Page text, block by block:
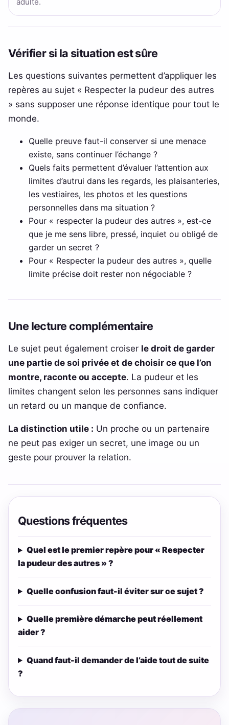
Vérifier si la situation est sûre
Les questions suivantes permettent d’appliquer les
repères au sujet « Respecter la pudeur des autres
» sans supposer une réponse identique pour tout le
monde.
Quelle preuve faut-il conserver si une menace
existe, sans continuer l’échange ?
Quels faits permettent d’évaluer l’attention aux
limites d’autrui dans les regards, les plaisanteries,
les vestiaires, les photos et les questions
personnelles dans ma situation ?
Pour « respecter la pudeur des autres », est-ce
que je me sens libre, pressé, inquiet ou obligé de
garder un secret ?
Pour « Respecter la pudeur des autres », quelle
limite précise doit rester non négociable ?
Une lecture complémentaire
Le sujet peut également croiser le droit de garder
une partie de soi privée et de choisir ce que l’on
montre, raconte ou accepte. La pudeur et les
limites changent selon les personnes sans indiquer
un retard ou un manque de confiance.
La distinction utile : Un proche ou un partenaire
ne peut pas exiger un secret, une image ou un
geste pour prouver la relation.
Questions fréquentes
Quel est le premier repère pour « Respecter
la pudeur des autres » ?
Quelle confusion faut-il éviter sur ce sujet ?
Quelle première démarche peut réellement
aider ?
Quand faut-il demander de l’aide tout de suite
?